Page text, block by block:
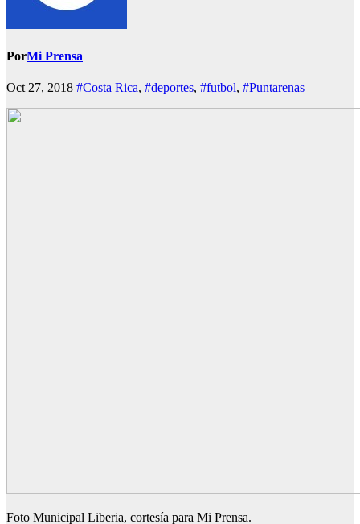
PorMi Prensa
Oct 27, 2018 #Costa Rica, #deportes, #futbol, #Puntarenas
Foto Municipal Liberia, cortesía para Mi Prensa.